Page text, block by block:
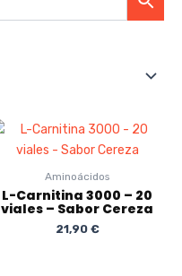
Aminoácidos
L-Carnitina 3000 – 20
viales – Sabor Cereza
21,90 €